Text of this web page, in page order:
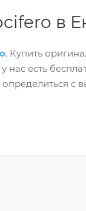
в
. Купить
есть
с